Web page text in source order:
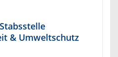
& Umweltschutz